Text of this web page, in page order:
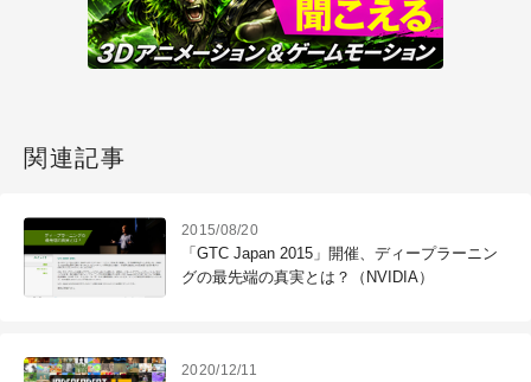
関連記事
2015/08/20
「GTC Japan 2015」開催、ディープラーニン
グの最先端の真実とは？（NVIDIA）
2020/12/11